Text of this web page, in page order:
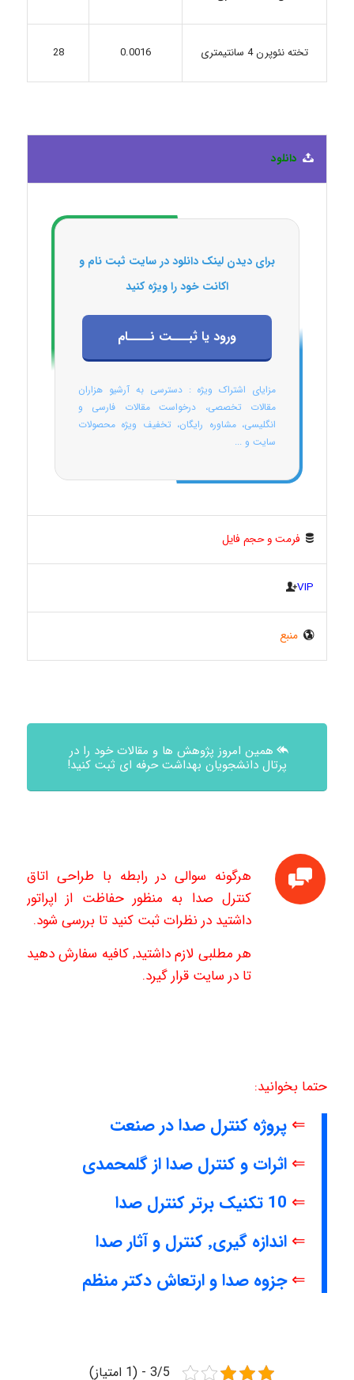
تخته نئوپرن 4 سانتیمتری 0.0016
28
دانلود
برای دیدن لینک دانلود در سایت ثبت نام و
اکانت خود را ویژه کنید
ورود یا ثبـــت نــــام
مزایای اشتراک ویژه : دسترسی به آرشیو هزاران
مقالات تخصصی، درخواست مقالات فارسی و
انگلیسی، مشاوره رایگان، تخفیف ویژه محصولات
سایت و ...
فرمت و حجم فایل
VIP
منبع
همین امروز پژوهش ها و مقالات خود را در
پرتال دانشجویان بهداشت حرفه ای ثبت کنید!
هرگونه سوالی در رابطه با طراحی اتاق
کنترل صدا به منظور حفاظت از اپراتور
داشتید در نظرات ثبت کنید تا بررسی شود.
هر مطلبی لازم داشتید, کافیه سفارش دهید
تا در سایت قرار گیرد.
حتما بخوانید:
⇐ پروژه کنترل صدا در صنعت
⇐ اثرات و کنترل صدا از گلمحمدی
⇐ 10 تکنیک برتر کنترل صدا
⇐ اندازه گیری٬ کنترل و آثار صدا
⇐جزوه صدا و ارتعاش دکتر منظم
3/5 - (1 امتیاز)